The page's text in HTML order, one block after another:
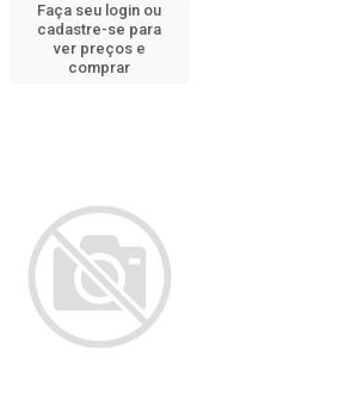
Faça seu login ou
cadastre-se para
ver preços e
comprar